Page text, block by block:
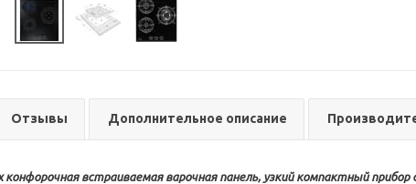
Отзывы Дополнительное описание
х конфорочная встраиваемая варочная панель, узкий компактный